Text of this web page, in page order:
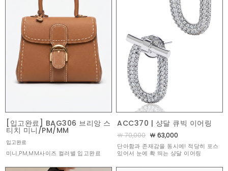
[입고완료] BAG306 브리앙 스
티치 미니/PM/MM
입고완료
미니,PM,MM사이즈 컬러별 입고완료
ACC370 | 샹달 큐빅 이어링
￦ 70,000 ￦ 63,000
단아함과 존재감을 동시에! 적당히 포스
있어서 눈에 확 띄는 샹달 이어링